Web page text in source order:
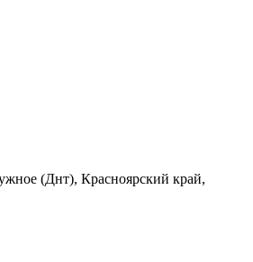
(Днт), Красноярский край,